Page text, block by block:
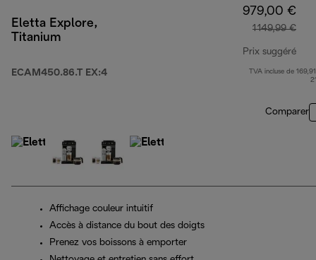
Eletta Explore,
Titanium
ECAM450.86.T EX:4
979,00 €
1 149,99 €
Prix suggéré
TVA incluse de
Comparer
Affichage couleur intuitif
Accès à distance du bout des doigts
Prenez vos boissons à emporter